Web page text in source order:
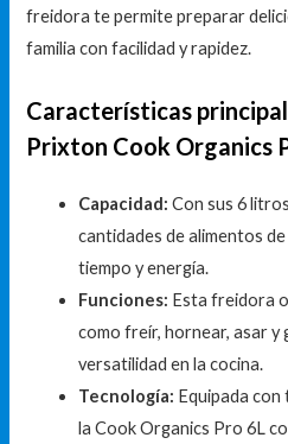
freidora te permite preparar
familia con facilidad y rapidez.
Características
Prixton Cook Organics
Capacidad: Con sus 6
cantidades de alimentos
tiempo y energía.
Funciones: Esta freidora
como freír, hornear, asar
versatilidad en la cocina.
Tecnología: Equipada con
la Cook Organics Pro 6L